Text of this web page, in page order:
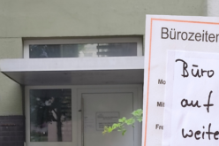
einen Klick enfernt!